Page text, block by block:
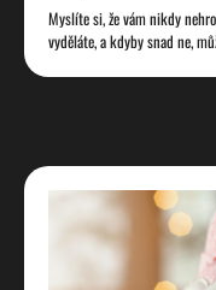
Myslíte si, že vám nikdy
vyděláte, a kdyby snad ne,